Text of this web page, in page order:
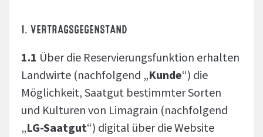
1. VERTRAGSGEGENSTAND
1.1 Über die Reservierungsfunktion erhalten
Landwirte (nachfolgend „Kunde“) die
Möglichkeit, Saatgut bestimmter Sorten
und Kulturen von Limagrain (nachfolgend
„LG-Saatgut“) digital über die Website